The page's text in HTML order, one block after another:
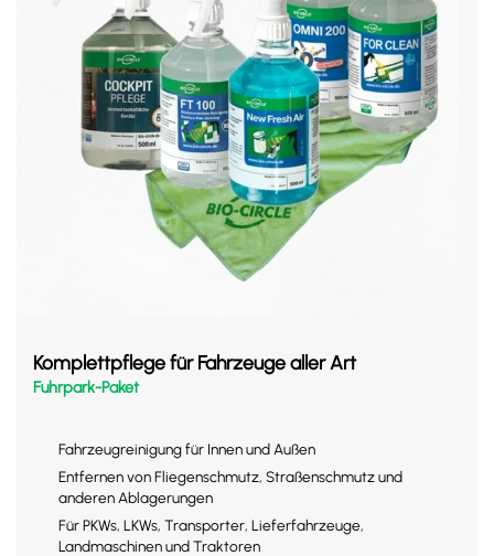
Komplettpflege für Fahrzeuge aller Art
Fuhrpark-Paket
Fahrzeugreinigung für Innen und Außen
Entfernen von Fliegenschmutz, Straßenschmutz und
anderen Ablagerungen
Für PKWs, LKWs, Transporter, Lieferfahrzeuge,
Landmaschinen und Traktoren